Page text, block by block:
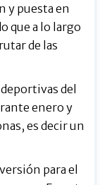
y puesta en
que a lo largo
de las
del
enero y
es decir un
para el